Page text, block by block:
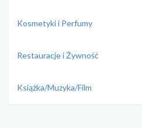
Kosmetyki i Perfumy
Restauracje i Żywność
Książka/Muzyka/Film